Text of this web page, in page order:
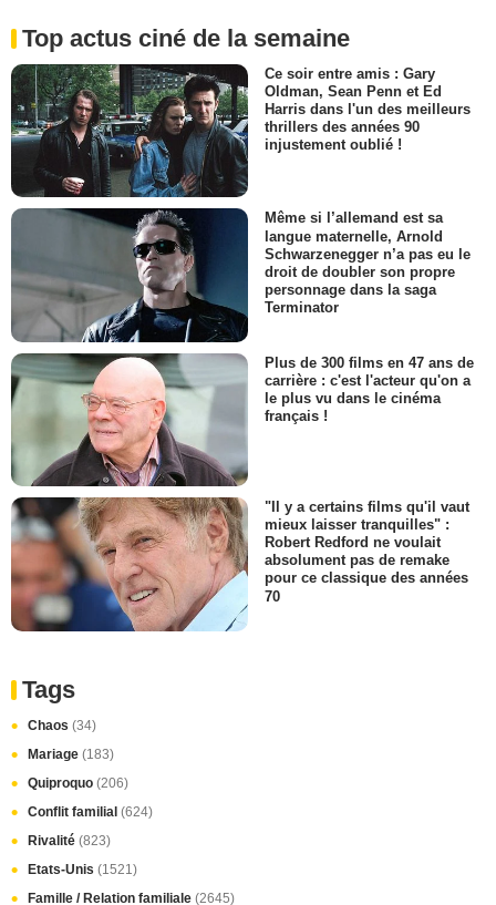
Top actus ciné de la semaine
Ce soir entre amis : Gary
Oldman, Sean Penn et Ed
Harris dans l'un des meilleurs
thrillers des années 90
injustement oublié !
Même si l’allemand est sa
langue maternelle, Arnold
Schwarzenegger n’a pas eu le
droit de doubler son propre
personnage dans la saga
Terminator
Plus de 300 films en 47 ans de
carrière : c'est l'acteur qu'on a
le plus vu dans le cinéma
français !
"Il y a certains films qu'il vaut
mieux laisser tranquilles" :
Robert Redford ne voulait
absolument pas de remake
pour ce classique des années
70
Tags
Chaos (34)
Mariage (183)
Quiproquo (206)
Conflit familial (624)
Rivalité (823)
Etats-Unis (1521)
Famille / Relation familiale (2645)